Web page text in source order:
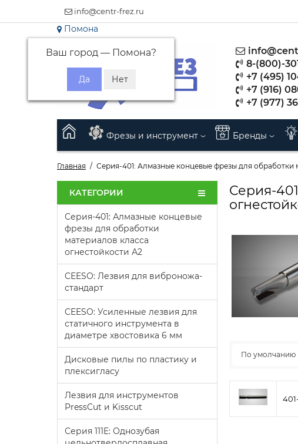
info@centr-frez.ru
Помона
Ваш город — Помона?
8-(800)-
+7 (495)
+7 (916)
+7 (977)
Фрезы и инструмент Бренды
Главная Серия-401: Алмазные концевые фрезы для обработки
КАТЕГОРИИ
Серия-401: Алмазные концевые
фрезы для обработки
материалов класса
огнестойкости А2
CEESO: Лезвия для виброножа-
стандарт
CEESO: Усиленные лезвия для
статичного инструмента в
диаметре хвостовика 6 мм
Дисковые пилы по пластику и
плексигласу
Лезвия для инструментов
PressCut и Kisscut
Серия 111E: Однозубая
Серия-
По умолчанию